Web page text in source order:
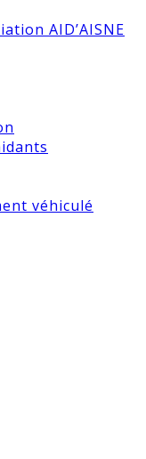
AID’AISNE
véhiculé